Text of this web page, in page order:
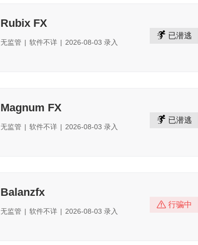
Rubix FX
无监管 | 软件不详 | 2026-08-03 录入
已潜逃
Magnum FX
无监管 | 软件不详 | 2026-08-03 录入
已潜逃
Balanzfx
无监管 | 软件不详 | 2026-08-03 录入
行骗中